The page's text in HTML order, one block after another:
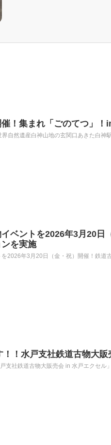
！集まれ「ごのてつ」！
自然遺産白神山地の玄関口あきた白神
ベントを2026年3月20日
を実施
2026年3月20日（金・祝）開催！鉄道
！！水戸支社鉄道古物大
支社鉄道古物大販売会 in 水戸エクセル